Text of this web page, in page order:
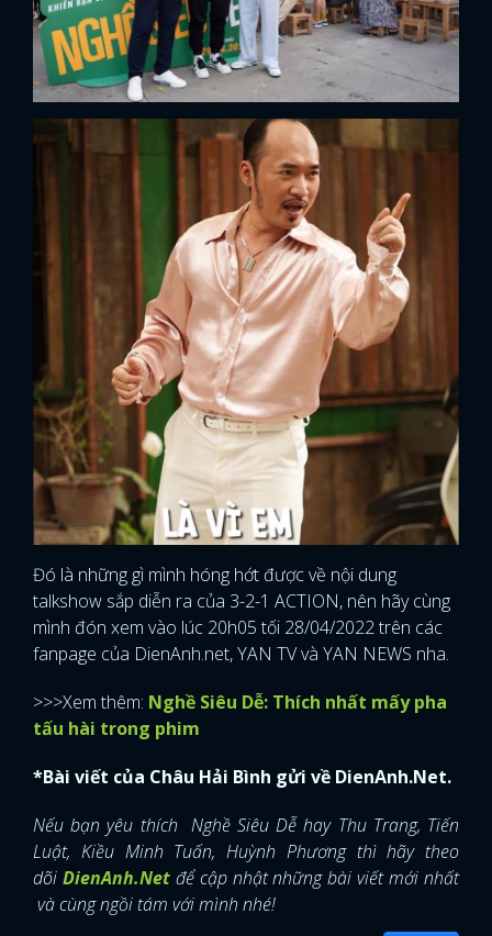
Đó là những gì mình hóng hớt được về nội dung
talkshow sắp diễn ra của 3-2-1 ACTION, nên hãy cùng
mình đón xem vào lúc 20h05 tối 28/04/2022 trên các
fanpage của DienAnh.net, YAN TV và YAN NEWS nha.
>>>Xem thêm: Nghề Siêu Dễ: Thích nhất mấy pha
tấu hài trong phim
*Bài viết của Châu Hải Bình gửi về DienAnh.Net.
Nếu bạn yêu thích Nghề Siêu Dễ hay Thu Trang, Tiến
Luật, Kiều Minh Tuấn, Huỳnh Phương thì hãy theo
dõi DienAnh.Net để cập nhật những bài viết mới nhất
và cùng ngồi tám với mình nhé!